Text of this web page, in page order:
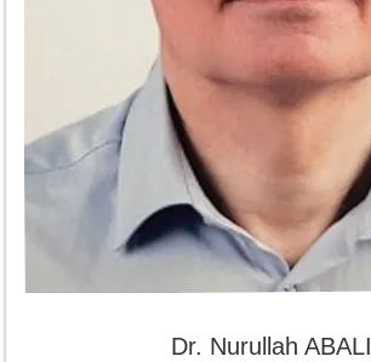
Dr. Nurullah ABALI